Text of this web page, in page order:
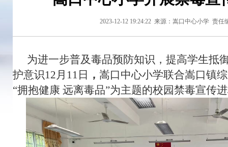
2023-12-12 19:24:22 来源：嵩口中心小学 责任
为进一步普及毒品预防知识，提高学生抵
护意识12月11日
， 嵩口中心小学联合嵩口镇
“拥抱健康 远离毒品”为主题的校园禁毒宣传